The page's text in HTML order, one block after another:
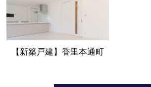
【新築戸建】香里本通町